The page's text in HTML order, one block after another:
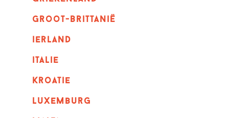
Groot-Brittanië
ierland
italie
kroatie
luxemburg